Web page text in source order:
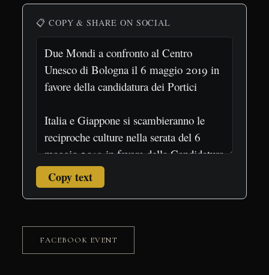
📋 COPY & SHARE ON SOCIAL
Copy text
FACEBOOK EVENT